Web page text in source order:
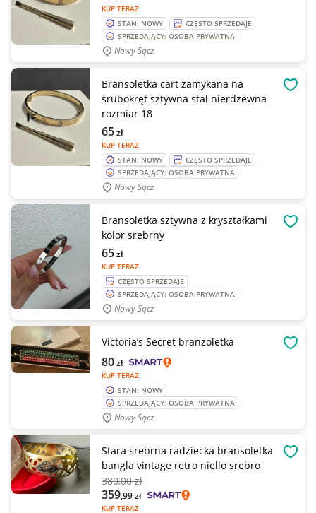
KUP TERAZ
STAN: NOWY
CZĘSTO SPRZEDAJE
SPRZEDAJĄCY: OSOBA PRYWATNA
Nowy Sącz
Bransoletka cart zamykana na
śrubokręt sztywna stal nierdzewna
rozmiar 18
KUP TERAZ
65zł
STAN: NOWY
CZĘSTO SPRZEDAJE
SPRZEDAJĄCY: OSOBA PRYWATNA
Nowy Sącz
Bransoletka sztywna z kryształkami
kolor srebrny
KUP TERAZ
65zł
CZĘSTO SPRZEDAJE
SPRZEDAJĄCY: OSOBA PRYWATNA
Nowy Sącz
Victoria’s Secret branzoletka
KUP TERAZ
80zł
STAN: NOWY
SPRZEDAJĄCY: OSOBA PRYWATNA
Nowy Sącz
Stara srebrna radziecka bransoletka
bangla vintage retro niello srebro
380,00 zł
KUP TERAZ
359,99zł